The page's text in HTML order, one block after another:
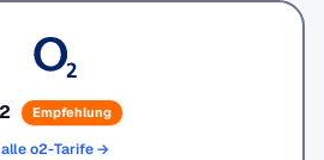
Empfehlung
alle o2-Tarife →